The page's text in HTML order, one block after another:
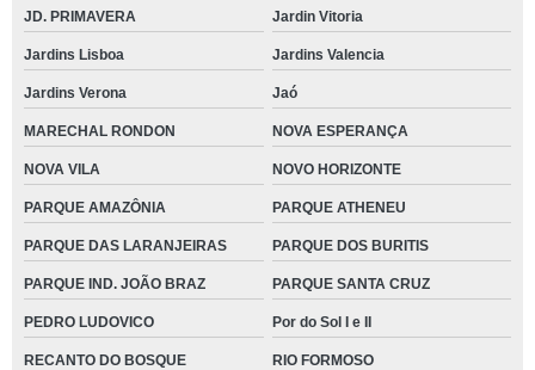
JD. PRIMAVERA Jardin Vitoria
Jardins Lisboa Jardins Valencia
Jardins Verona Jaó
MARECHAL RONDON NOVA ESPERANÇA
NOVA VILA NOVO HORIZONTE
PARQUE AMAZÔNIA PARQUE ATHENEU
PARQUE DAS LARANJEIRAS PARQUE DOS BURITIS
PARQUE IND. JOÃO BRAZ PARQUE SANTA CRUZ
PEDRO LUDOVICO Por do Sol I e II
RECANTO DO BOSQUE RIO FORMOSO